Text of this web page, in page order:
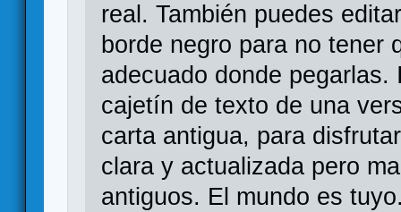
real. También puedes
borde negro para no tener
adecuado donde
cajetín de texto de una
carta antigua, para
clara y actualizada pero
antiguos. El mundo es